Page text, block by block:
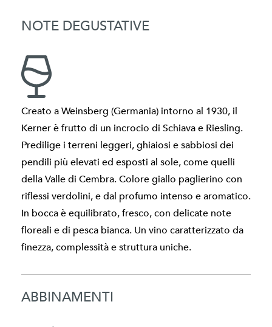
NOTE DEGUSTATIVE
Creato a Weinsberg (Germania) intorno al 1930, il
Kerner è frutto di un incrocio di Schiava e Riesling.
Predilige i terreni leggeri, ghiaiosi e sabbiosi dei
pendili più elevati ed esposti al sole, come quelli
della Valle di Cembra. Colore giallo paglierino con
riflessi verdolini, e dal profumo intenso e aromatico.
In bocca è equilibrato, fresco, con delicate note
floreali e di pesca bianca. Un vino caratterizzato da
finezza, complessità e struttura uniche.
ABBINAMENTI